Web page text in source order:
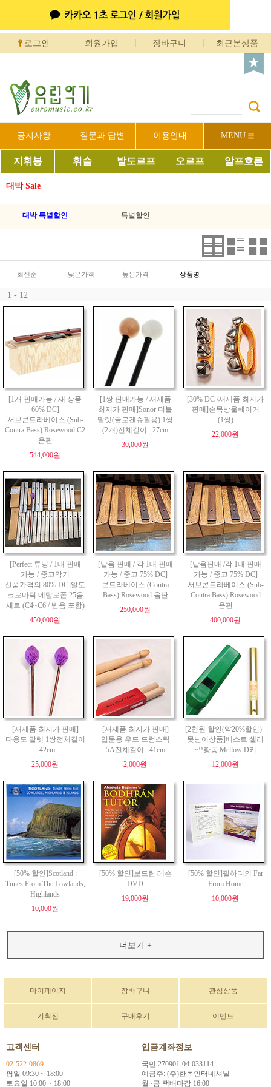
로그인 회원가입 장바구니 최근본상품
공지사항 질문과 답변 이용안내 MENU
지휘봉 휘슬 발도르프 오르프 알프호른
대박 Sale
대박 특별할인 특별할인
최신순 낮은가격 높은가격 상품명
1 - 12
[1개 판매가능 / 새 상품
60% DC]
서브콘트라베이스 (Sub-
Contra Bass) Rosewood C2
음판
544,000원
[1쌍 판매가능 / 새제품
최저가 판매]Sonor 더블
말렛(글로켄슈필용) 1쌍
(2개)전체길이 : 27cm
30,000원
[30% DC /새제품 최저가
판매]손목방울쉐이커
(1쌍)
22,000원
[Perfect 튜닝 / 1대 판매
가능 / 중고악기
신품가격의 80% DC]알토
크로마틱 메탈로폰 25음
세트 (C4~C6 / 반음 포함)
450,000원
[낱음 판매 / 각 1대 판매
가능 / 중고 75% DC]
콘트라베이스 (Contra
Bass) Rosewood 음판
250,000원
[낱음판매 /각 1대 판매
가능 / 중고 75% DC]
서브콘트라베이스 (Sub-
Contra Bass) Rosewood
음판
400,000원
[새제품 최저가 판매]
다용도 말렛 1쌍전체길이
: 42cm
25,000원
[새제품 최저가 판매]
입문용 우드 드럼스틱
5A전체길이 : 41cm
2,000원
[2천원 할인(약20%할인) -
못난이상품]베스트 셀러
~!!황동 Mellow D키
12,000원
[50% 할인]Scotland :
Tunes From The Lowlands,
Highlands
10,000원
[50% 할인]보드란 레슨
DVD
19,000원
[50% 할인]필하디의 Far
From Home
10,000원
더보기 +
마이페이지 장바구니 관심상품
기획전 구매후기 이벤트
고객센터
02-522-0869
평일 09:30 ~ 18:00
토요일 10:00 ~ 18:00
입금계좌정보
국민 270901-04-033114
예금주: (주)한독인터네셔널
월~금 택배마감 16:00